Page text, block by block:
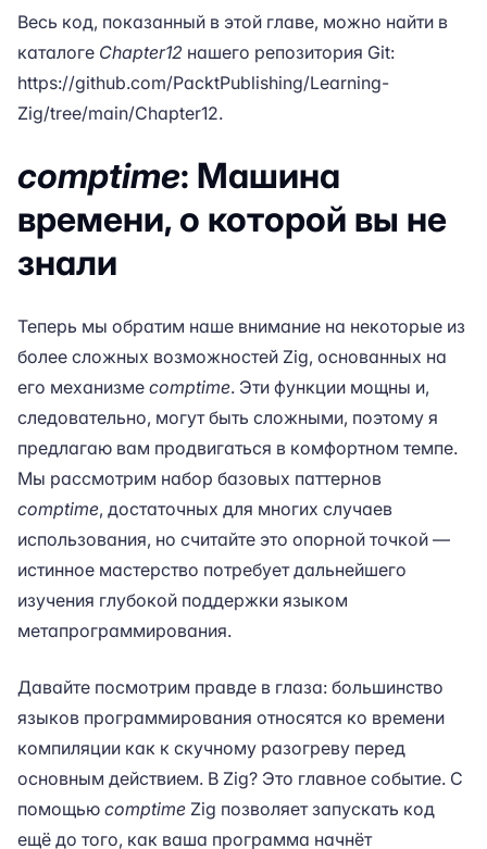
Весь код, показанный в этой главе, можно найти в
каталоге Chapter12 нашего репозитория Git:
https://github.com/PacktPublishing/Learning-
Zig/tree/main/Chapter12.
comptime: Машина
времени, о которой вы не
знали
Теперь мы обратим наше внимание на некоторые из
более сложных возможностей Zig, основанных на
его механизме comptime. Эти функции мощны и,
следовательно, могут быть сложными, поэтому я
предлагаю вам продвигаться в комфортном темпе.
Мы рассмотрим набор базовых паттернов
comptime, достаточных для многих случаев
использования, но считайте это опорной точкой —
истинное мастерство потребует дальнейшего
изучения глубокой поддержки языком
метапрограммирования.
Давайте посмотрим правде в глаза: большинство
языков программирования относятся ко времени
компиляции как к скучному разогреву перед
основным действием. В Zig? Это главное событие. С
помощью comptime Zig позволяет запускать код
ещё до того, как ваша программа начнёт